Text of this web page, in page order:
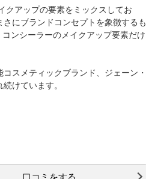
クアップの要素をミックスしてお
にブランドコンセプトを象徴するも
ンシーラーのメイクアップ要素だけ
スメティックブランド、ジェーン・
けています。
口コミをする